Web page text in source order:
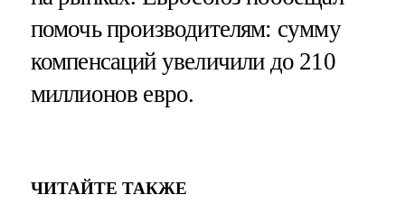
помочь производителям: сумму
компенсаций увеличили до 210
миллионов евро.
ЧИТАЙТЕ ТАКЖЕ